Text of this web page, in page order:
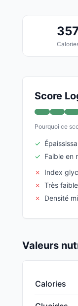
Score
Pourquoi ce
✓
✓ Faible en
✗
Index
✗ Très
✗
Densité
Valeurs
Calories